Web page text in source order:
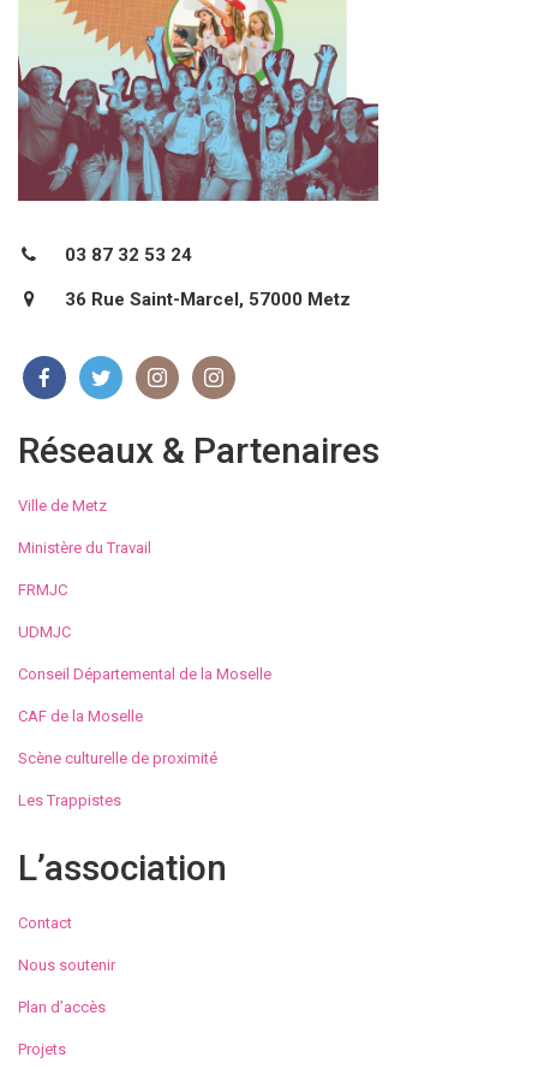
03 87 32 53 24
36 Rue Saint-Marcel, 57000 Metz
Réseaux & Partenaires
Ville de Metz
Ministère du Travail
FRMJC
UDMJC
Conseil Départemental de la Moselle
CAF de la Moselle
Scène culturelle de proximité
Les Trappistes
L’association
Contact
Nous soutenir
Plan d’accès
Projets